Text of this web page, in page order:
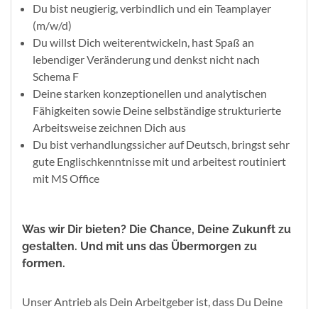
Du bist neugierig, verbindlich und ein Teamplayer
(m/w/d)
Du willst Dich weiterentwickeln, hast Spaß an
lebendiger Veränderung und denkst nicht nach
Schema F
Deine starken konzeptionellen und analytischen
Fähigkeiten sowie Deine selbständige strukturierte
Arbeitsweise zeichnen Dich aus
Du bist verhandlungssicher auf Deutsch, bringst sehr
gute Englischkenntnisse mit und arbeitest routiniert
mit MS Office
Was wir Dir bieten? Die Chance, Deine Zukunft zu
gestalten. Und mit uns das Übermorgen zu
formen.
Unser Antrieb als Dein Arbeitgeber ist, dass Du Deine